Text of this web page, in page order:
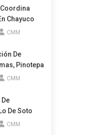
Chayuco
CMM
De
Pinotepa
CMM
De Soto
CMM